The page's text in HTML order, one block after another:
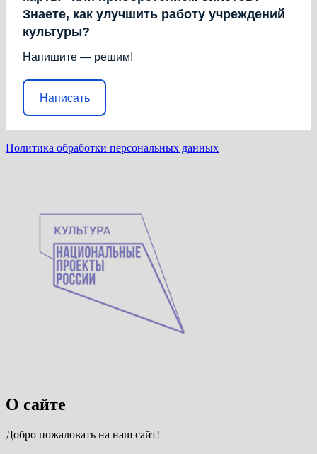
Знаете, как улучшить работу учреждений
культуры?
Напишите — решим!
Написать
Политика обработки персональных данных
О сайте
Добро пожаловать на наш сайт!